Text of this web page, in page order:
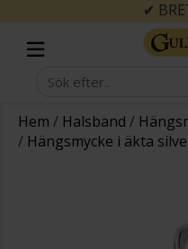
✔
Hem / Halsband /
/ Hängsmycke i äkta